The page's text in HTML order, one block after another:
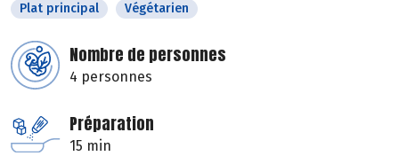
Plat principal Végétarien
Nombre de personnes
4 personnes
Préparation
15 min